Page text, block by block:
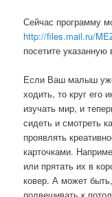
Сейчас программу
http://files.mail.ru/
посетите
Если Ваш малыш
ходить, то круг его
изучать мир, и
сидеть и смотреть
проявлять
карточками.
или прятать их в
ковер. А может